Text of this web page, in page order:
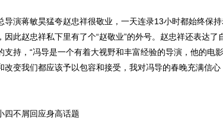
演蒋敏昊猛夸赵忠祥很敬业，一天连录13小时都始终保持
因此赵忠祥私下里有了个“赵敬业”的外号。赵忠祥还表达
支持，“冯导是一个有着大视野和丰富经验的导演，他的电
改变我们都应该予以包容和接受，我对冯导的春晚充满信
不屑回应身高话题